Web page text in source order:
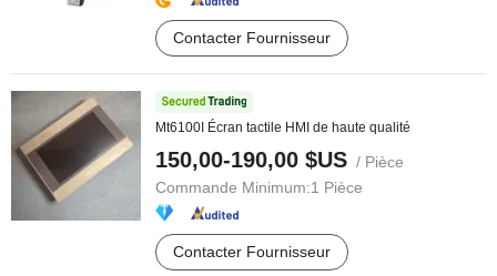
Contacter Fournisseur
Mt6100I Écran tactile HMI de haute qualité
150,00-190,00 $US / Pièce
Commande Minimum:1 Pièce
Contacter Fournisseur